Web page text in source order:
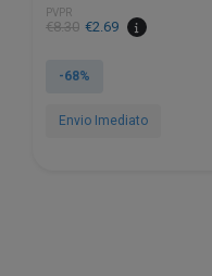
PVPR
€8.30
O
original
€8.30.
€2.69
O
atual
€2.69.
-68%
Envio Imediato